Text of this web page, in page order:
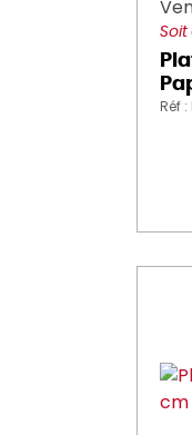
Soit
Réf :